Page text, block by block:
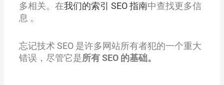
多相关。在我们的索引 SEO 指南中查找更多信
息 。
忘记技术 SEO 是许多网站所有者犯的一个重大
错误，尽管它是所有 SEO 的基础。